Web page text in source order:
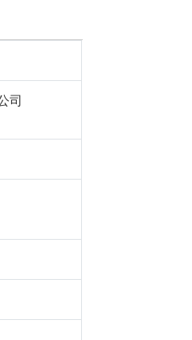
司